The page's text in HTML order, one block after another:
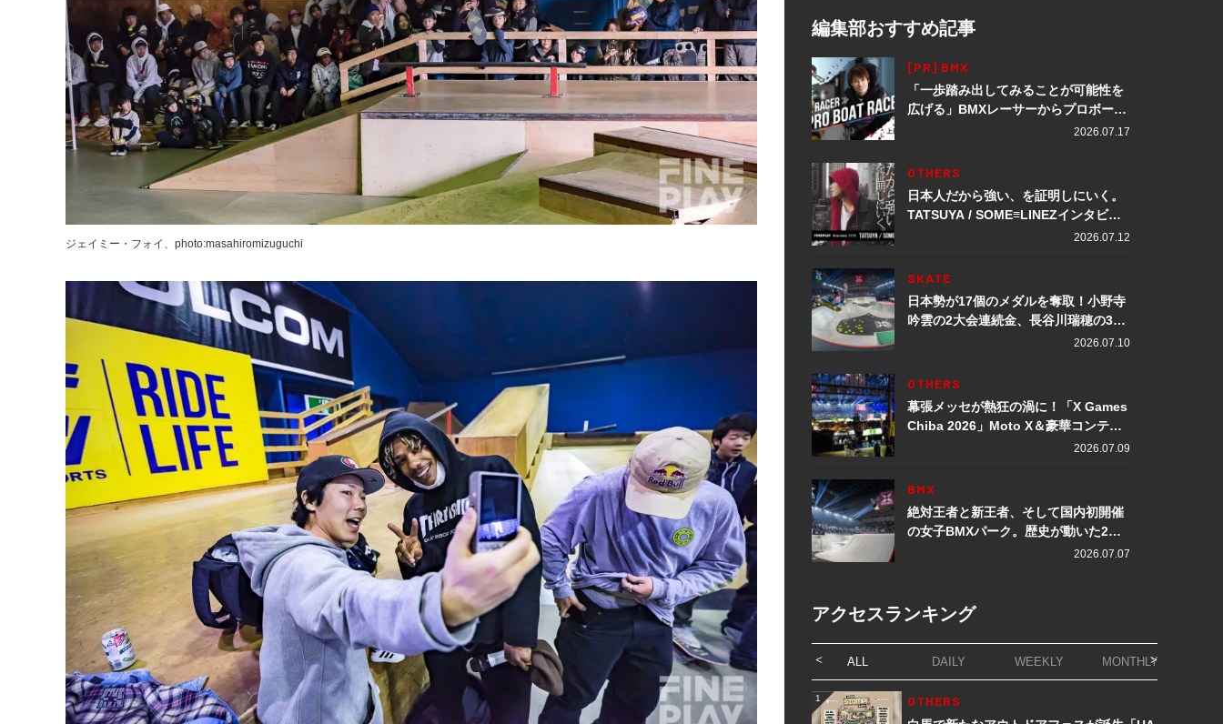
ジェイミー・フォイ、photo:masahiromizuguchi
編集部おすすめ記事
[PR] BMX
「一歩踏み出してみることが可能性を
広げる」BMXレーサーからプロボート
レーサーへ転身。上田龍星が体現する
2026.07.17
OTHERS
日本人だから強い、を証明しにいく。
TATSUYA / SOME≡LINEZインタビュ
2026.07.12
SKATE
日本勢が17個のメダルを奪取！小野寺
吟雲の2大会連続金、長谷川瑞穂の3メ
ダル獲得など数々の快挙をプレイバッ
2026.07.10
OTHERS
幕張メッセが熱狂の渦に！「X Games
Chiba 2026」Moto X＆豪華コンテン
2026.07.09
BMX
絶対王者と新王者、そして国内初開催
の女子BMXパーク。歴史が動いた2日
2026.07.07
アクセスランキング
ALL DAILY WEEKLY MONTHLY
1 OTHERS